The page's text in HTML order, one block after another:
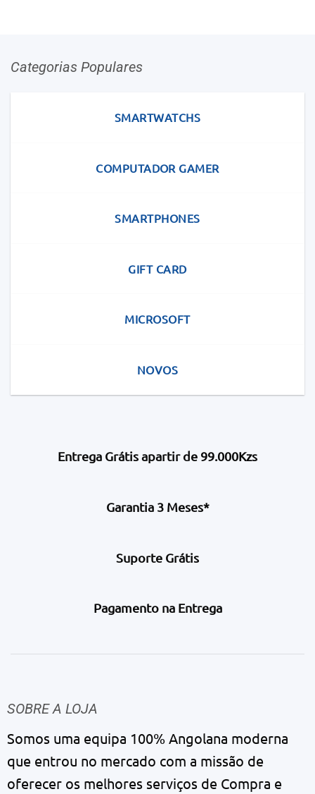
Categorias Populares
SMARTWATCHS
COMPUTADOR GAMER
SMARTPHONES
GIFT CARD
MICROSOFT
NOVOS
Entrega Grátis apartir de 99.000Kzs
Garantia 3 Meses*
Suporte Grátis
Pagamento na Entrega
SOBRE A LOJA
Somos uma equipa 100% Angolana moderna
que entrou no mercado com a missão de
oferecer os melhores serviços de Compra e